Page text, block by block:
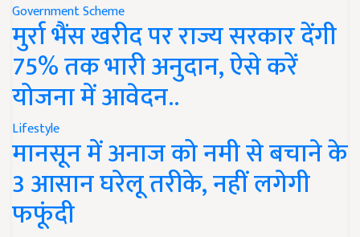
Government Scheme
मुर्रा भैंस खरीद पर राज्य सरकार देंगी
75% तक भारी अनुदान, ऐसे करें
योजना में आवेदन..
Lifestyle
मानसून में अनाज को नमी से बचाने के
3 आसान घरेलू तरीके, नहीं लगेगी
फफूंदी